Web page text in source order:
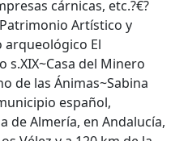
cárnicas, etc.?€?
Artístico y
arqueológico El
s.XIX~Casa del Minero
de las Ánimas~Sabina
español,
de Almería, en Andalucía,